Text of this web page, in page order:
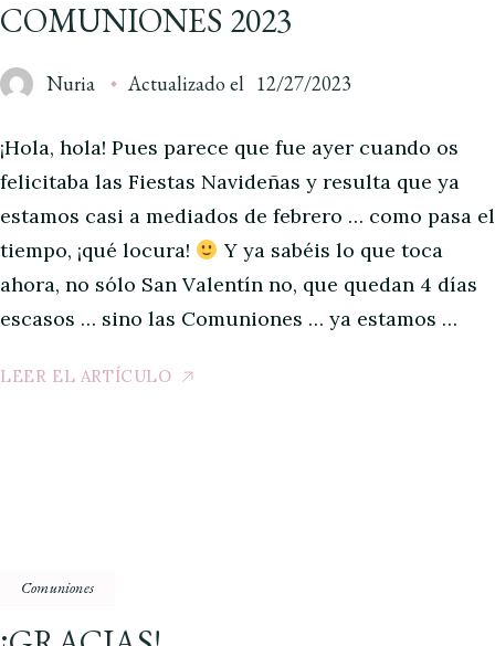
COMUNIONES 2023
Nuria Actualizado el 12/27/2023
¡Hola, hola! Pues parece que fue ayer cuando os
felicitaba las Fiestas Navideñas y resulta que ya
estamos casi a mediados de febrero … como pasa el
tiempo, ¡qué locura!
Y ya sabéis lo que toca
ahora, no sólo San Valentín no, que quedan 4 días
escasos … sino las Comuniones … ya estamos …
LEER EL ARTÍCULO
Comuniones